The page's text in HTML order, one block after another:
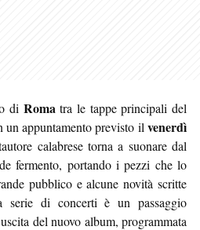
di Roma tra le tappe principali del
appuntamento previsto il venerdì
calabrese torna a suonare dal
fermento, portando i pezzi che lo
pubblico e alcune novità scritte
serie di concerti è un passaggio
del nuovo album, programmata